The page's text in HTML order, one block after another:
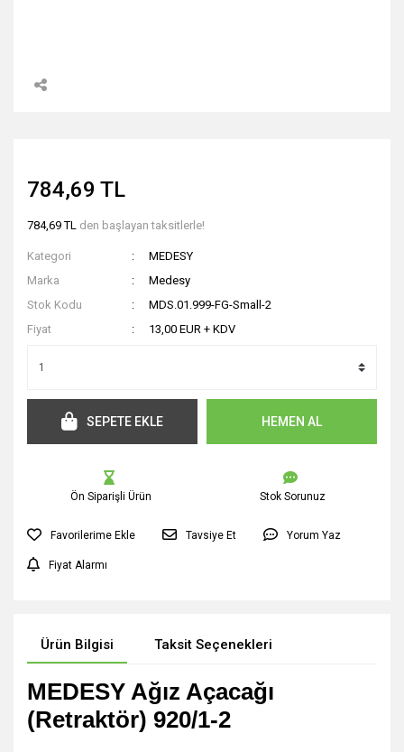
784,69 TL
784,69 TL den başlayan taksitlerle!
Kategori
MEDESY
Marka
Medesy
Stok Kodu
MDS.01.999-FG-Small-2
Fiyat
13,00 EUR + KDV
SEPETE EKLE HEMEN AL
Ön Siparişli Ürün Stok Sorunuz
Tavsiye Et Yorum Yaz
Fiyat Alarmı
Ürün Bilgisi Taksit Seçenekleri
MEDESY Ağız Açacağı
(Retraktör) 920/1-2